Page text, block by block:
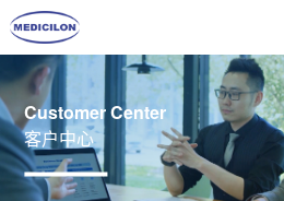
Customer Center
客户中心